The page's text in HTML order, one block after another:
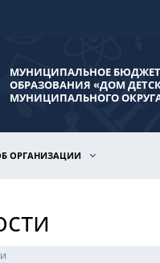
МУНИЦИПАЛЬНОЕ
ОБРАЗОВАНИЯ «ДОМ
МУНИЦИПАЛЬНОГО
ОРГАНИЗАЦИИ